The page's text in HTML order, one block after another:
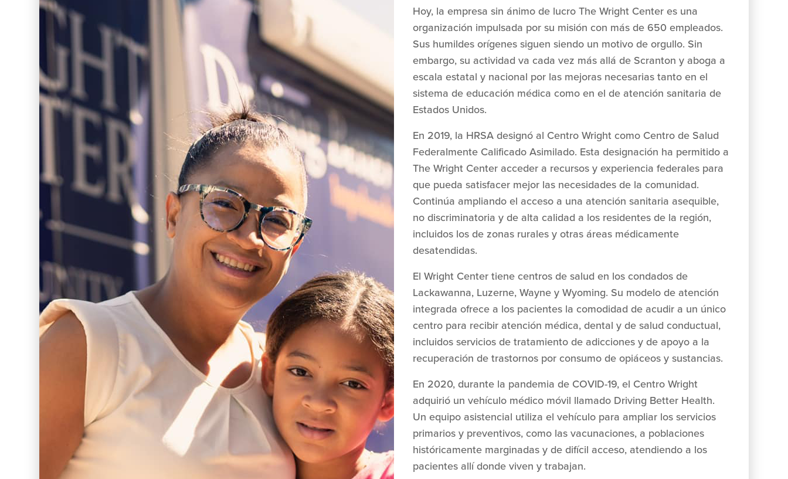
Hoy, la empresa sin ánimo de lucro The Wright Center es una
organización impulsada por su misión con más de 650 empleados.
Sus humildes orígenes siguen siendo un motivo de orgullo. Sin
embargo, su actividad va cada vez más allá de Scranton y aboga a
escala estatal y nacional por las mejoras necesarias tanto en el
sistema de educación médica como en el de atención sanitaria de
Estados Unidos.
En 2019, la HRSA designó al Centro Wright como Centro de Salud
Federalmente Calificado Asimilado. Esta designación ha permitido a
The Wright Center acceder a recursos y experiencia federales para
que pueda satisfacer mejor las necesidades de la comunidad.
Continúa ampliando el acceso a una atención sanitaria asequible,
no discriminatoria y de alta calidad a los residentes de la región,
incluidos los de zonas rurales y otras áreas médicamente
desatendidas.
El Wright Center tiene centros de salud en los condados de
Lackawanna, Luzerne, Wayne y Wyoming. Su modelo de atención
integrada ofrece a los pacientes la comodidad de acudir a un único
centro para recibir atención médica, dental y de salud conductual,
incluidos servicios de tratamiento de adicciones y de apoyo a la
recuperación de trastornos por consumo de opiáceos y sustancias.
En 2020, durante la pandemia de COVID-19, el Centro Wright
adquirió un vehículo médico móvil llamado Driving Better Health.
Un equipo asistencial utiliza el vehículo para ampliar los servicios
primarios y preventivos, como las vacunaciones, a poblaciones
históricamente marginadas y de difícil acceso, atendiendo a los
pacientes allí donde viven y trabajan.